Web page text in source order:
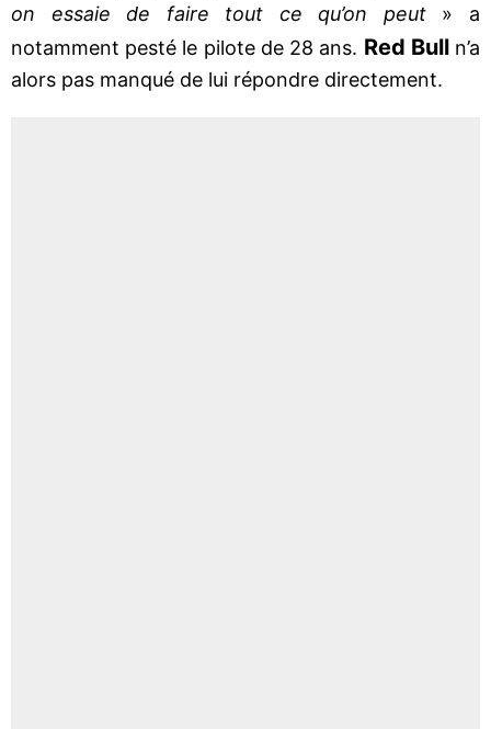
on essaie de faire tout ce qu’on peut» a
notamment pesté le pilote de 28 ans. Red Bull n’a
alors pas manqué de lui répondre directement.